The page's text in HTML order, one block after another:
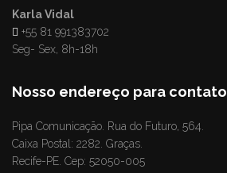
Karla Vidal
+55 81 991383702
Seg- Sex, 8h-18h
Nosso endereço para contato
Pipa Comunicação. Rua do Futuro, 564.
Caixa Postal: 2282. Graças.
Recife-PE. Cep: 52050-005